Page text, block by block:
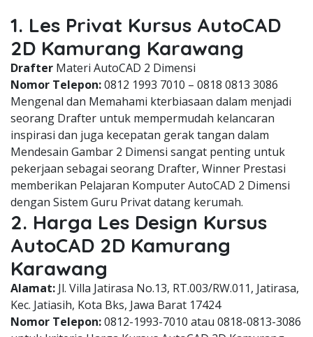
1. Les Privat Kursus AutoCAD
2D Kamurang Karawang
Drafter Materi AutoCAD 2 Dimensi
Nomor Telepon:0812 1993 7010 – 0818 0813 3086
Mengenal dan Memahami kterbiasaan dalam menjadi
seorang Drafter untuk mempermudah kelancaran
inspirasi dan juga kecepatan gerak tangan dalam
Mendesain Gambar 2 Dimensi sangat penting untuk
pekerjaan sebagai seorang Drafter, Winner Prestasi
memberikan Pelajaran Komputer AutoCAD 2 Dimensi
dengan Sistem Guru Privat datang kerumah.
2. Harga Les Design Kursus
AutoCAD 2D Kamurang
Karawang
Alamat: Jl. Villa Jatirasa No.13, RT.003/RW.011, Jatirasa,
Kec. Jatiasih, Kota Bks, Jawa Barat 17424
Nomor Telepon:0812-1993-7010 atau 0818-0813-3086